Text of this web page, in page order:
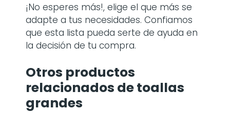
¡No esperes más!, elige el que más se
adapte a tus necesidades. Confiamos
que esta lista pueda serte de ayuda en
la decisión de tu compra.
Otros productos
relacionados de toallas
grandes